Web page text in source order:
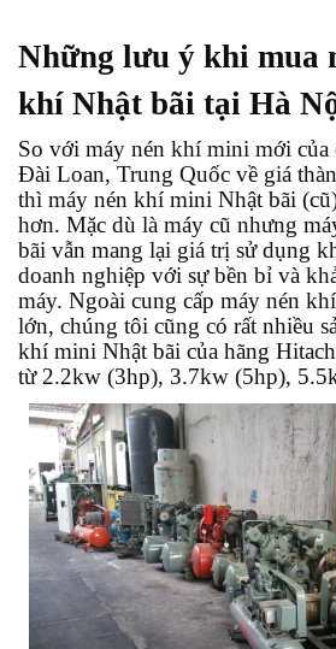
Những lưu ý khi mua
khí Nhật bãi tại Hà
So với máy nén khí mini mới của
Đài Loan, Trung Quốc về giá
thì máy nén khí mini Nhật bãi
hơn. Mặc dù là máy cũ nhưng
bãi vẫn mang lại giá trị sử dụng
doanh nghiệp với sự bền bỉ và
máy. Ngoài cung cấp máy nén
lớn, chúng tôi cũng có rất nhiều
khí mini Nhật bãi của hãng
từ 2.2kw (3hp), 3.7kw (5hp),